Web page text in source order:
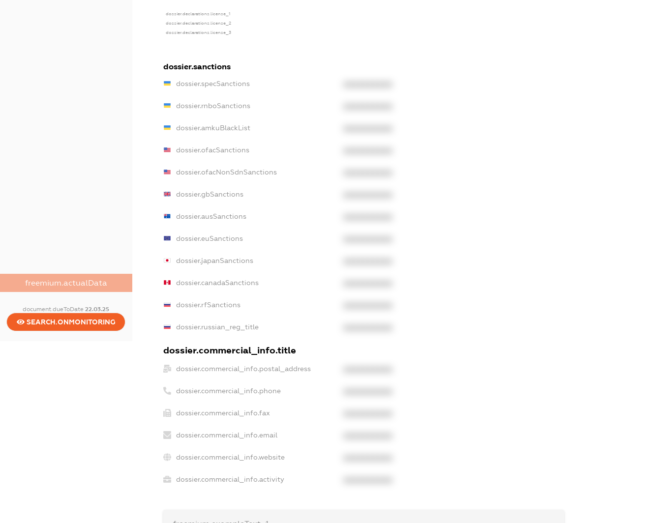
freemium.actualData
document.dueToDate22.03.25
SEARCH.ONMONITORING
dossier.declarations.license_1
dossier.declarations.license_2
dossier.declarations.license_3
dossier.sanctions
dossier.specSanctions
dossier.rnboSanctions
dossier.amkuBlackList
dossier.ofacSanctions
dossier.ofacNonSdnSanctions
dossier.gbSanctions
dossier.ausSanctions
dossier.euSanctions
dossier.japanSanctions
dossier.canadaSanctions
dossier.rfSanctions
dossier.russian_reg_title
dossier.commercial_info.title
dossier.commercial_info.postal_address
dossier.commercial_info.phone
dossier.commercial_info.fax
dossier.commercial_info.email
dossier.commercial_info.website
dossier.commercial_info.activity